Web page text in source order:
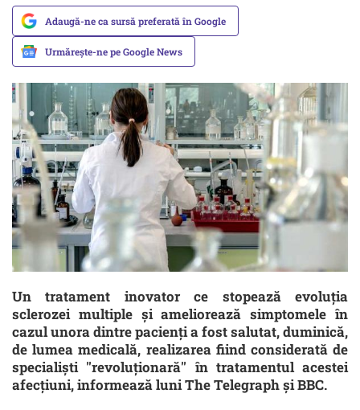
Adaugă-ne ca sursă preferată în Google
Urmărește-ne pe Google News
Un tratament inovator ce stopează evoluţia
sclerozei multiple şi ameliorează simptomele în
cazul unora dintre pacienţi a fost salutat, duminică,
de lumea medicală, realizarea fiind considerată de
specialişti ''revoluţionară'' în tratamentul acestei
afecţiuni, informează luni The Telegraph şi BBC.